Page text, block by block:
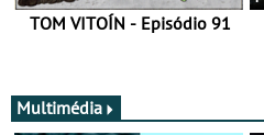
TOM VITOÍN - Episódio 91
Multimédia